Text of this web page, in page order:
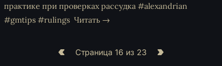
практике при проверках рассудка #alexandrian
#gmtips #rulings Читать →
Страница 16 из 23